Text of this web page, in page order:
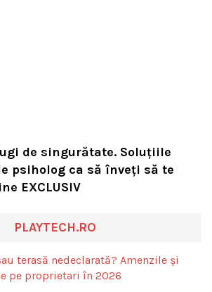
de singurătate. Soluțiile
psiholog ca să înveți să te
EXCLUSIV
PLAYTECH.RO